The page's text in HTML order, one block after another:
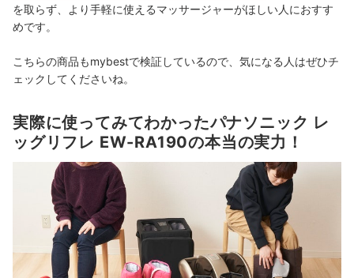
を取らず、より手軽に使えるマッサージャーがほしい人におすす
めです。
こちらの商品もmybestで検証しているので、気になる人はぜひチ
ェックしてくださいね。
実際に使ってみてわかったパナソニック レ
ッグリフレ EW-RA190の本当の実力！